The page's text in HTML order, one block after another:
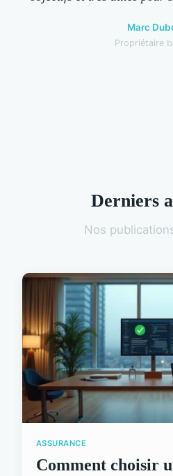
Marc
Propriétaire
Derniers
Nos
ASSURANCE
Comment choisir